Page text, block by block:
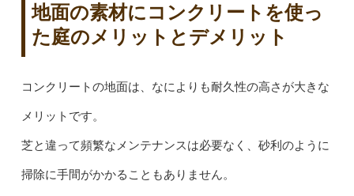
地面の素材にコンクリートを使っ
た庭のメリットとデメリット
コンクリートの地面は、なによりも耐久性の高さが大きな
メリットです。
芝と違って頻繁なメンテナンスは必要なく、砂利のように
掃除に手間がかかることもありません。